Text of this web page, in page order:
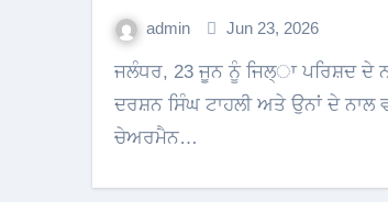
admin Jun 23, 2026
ਜਲੰਧਰ, 23 ਜੂਨ ਨੂੰ ਜਿਲ੍ਾ ਪਰਿਸ਼ਦ ਦੇ ਨਵੇਂ ਚੇਅਰਮੈਨ
ਦਰਸ਼ਨ ਸਿੰਘ ਟਾਹਲੀ ਅਤੇ ਉਨਾਂ ਦੇ ਨਾਲ
ਚੇਅਰਮੈਨ…